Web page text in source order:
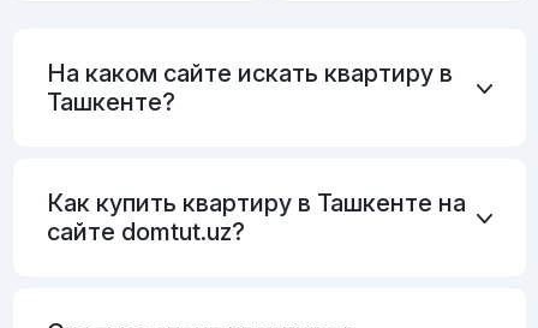
На каком сайте искать квартиру в
Ташкенте?
Как купить квартиру в Ташкенте на
сайте domtut.uz?